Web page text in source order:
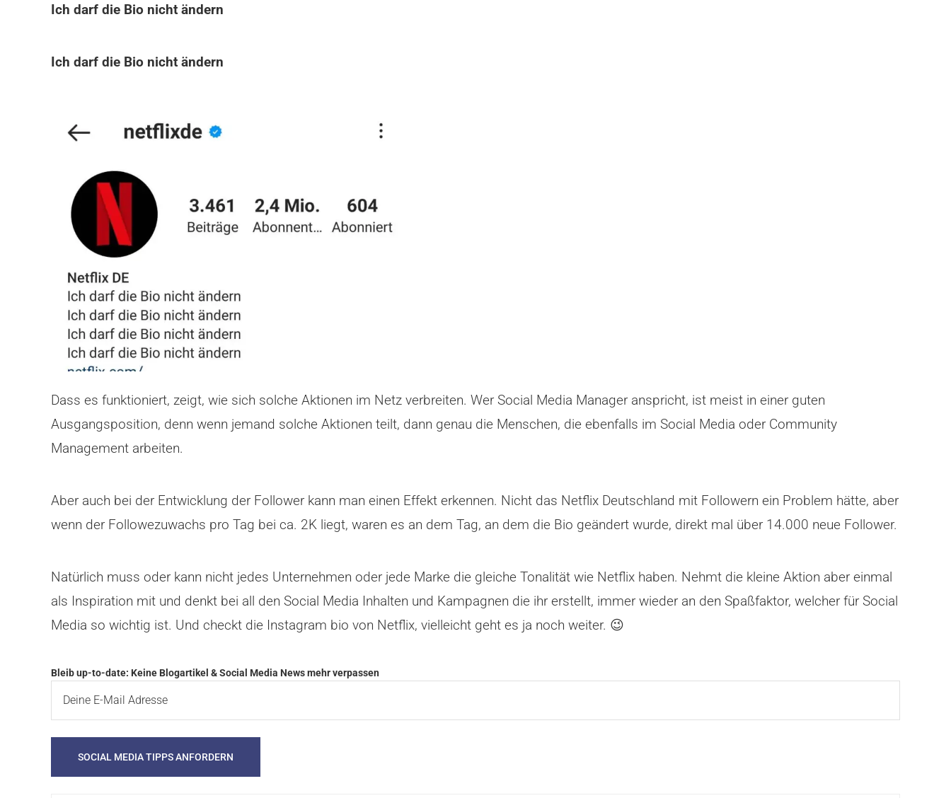
Ich darf die Bio nicht ändern
Ich darf die Bio nicht ändern
Dass es funktioniert, zeigt, wie sich solche Aktionen im Netz verbreiten. Wer Social Media Manager anspricht, ist meist in einer guten
Ausgangsposition, denn wenn jemand solche Aktionen teilt, dann genau die Menschen, die ebenfalls im Social Media oder Community
Management arbeiten.
Aber auch bei der Entwicklung der Follower kann man einen Effekt erkennen. Nicht das Netflix Deutschland mit Followern ein Problem hätte, aber
wenn der Followezuwachs pro Tag bei ca. 2K liegt, waren es an dem Tag, an dem die Bio geändert wurde, direkt mal über 14.000 neue Follower.
Natürlich muss oder kann nicht jedes Unternehmen oder jede Marke die gleiche Tonalität wie Netflix haben. Nehmt die kleine Aktion aber einmal
als Inspiration mit und denkt bei all den Social Media Inhalten und Kampagnen die ihr erstellt, immer wieder an den Spaßfaktor, welcher für Social
Media so wichtig ist. Und checkt die Instagram bio von Netflix, vielleicht geht es ja noch weiter. 😉
Bleib up-to-date: Keine Blogartikel & Social Media News mehr verpassen